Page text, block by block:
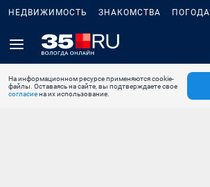
НЕДВИЖИМОСТЬ ЗНАКОМСТВА ПОГОДА
На информационном ресурсе применяются cookie-
файлы. Оставаясь на сайте, вы подтверждаете свое
согласиена их использование.